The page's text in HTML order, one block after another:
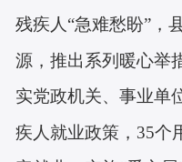
残疾人“急难愁盼”，
源，推出系列暖心举
实党政机关、事业单
疾人就业政策，35个